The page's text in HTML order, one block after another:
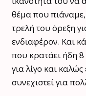
θέμα που
τρελή του όρεξη
ενδιαφέρον. Και
που κρατάει ήδη 8
για λίγο και
συνεχιστεί για